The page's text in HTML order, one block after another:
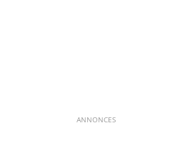
ANNONCES